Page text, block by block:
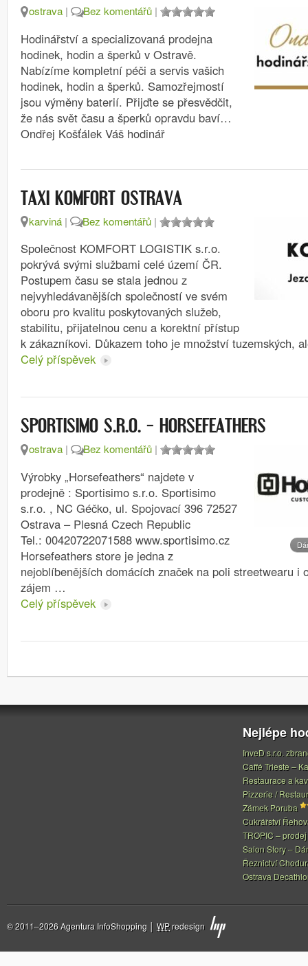
ostrava | Bez komentářů |
Hodinářství a specializovaná prodejna
hodinek, hodin a šperků v Ostravě.
Nabízíme kompletní péči a servis vašich
hodinek, hodin a šperků. Samozřejmostí
jsou výměny baterií. Přijďte se přesvědčit,
že nás svět času a šperků opravdu baví…
Ondřej Košťálek Váš hodinář
TAXI KOMFORT OSTRAVA
karviná | Bez komentářů |
Společnost KOMFORT LOGISTIK s.r.o.
pokrývá svými službami celé území ČR.
Postupem času se stala jednou z
nejvyhledávanějších společností ve svém
oboru pro kvalitu poskytovaných služeb,
stabilitu, přijatelnou cenu a korektní přístup
k zákazníkovi. Důkazem toho je množství tuzemských,
Celý příspěvek
SPORTISIMO S.R.O. – HORSEFEATHERS
ostrava | Bez komentářů |
Výrobky „Horsefeathers“ najdete v
prodejně : Sportisimo s.r.o. Sportisimo
s.r.o. , NC Géčko, ul. Spojovací 396 72527
Ostrava – Plesná Czech Republic
Tel.: 00420722071588 www.sportisimo.cz
Horsefeathers store je jedna z
nejoblíbenějších domácích značek na poli streetwearu i
zájem …
Celý příspěvek
Nejlépe
InveD s.r.o.
Caffé Trieste –
Restaurace a
Pizzerie /
Zámek Poruba
Cukrářství
TROPIC –
Salon Story –
Řeznictví
Ostrava
© 2011–2026 Agentura InfoShopping │ WPredesign